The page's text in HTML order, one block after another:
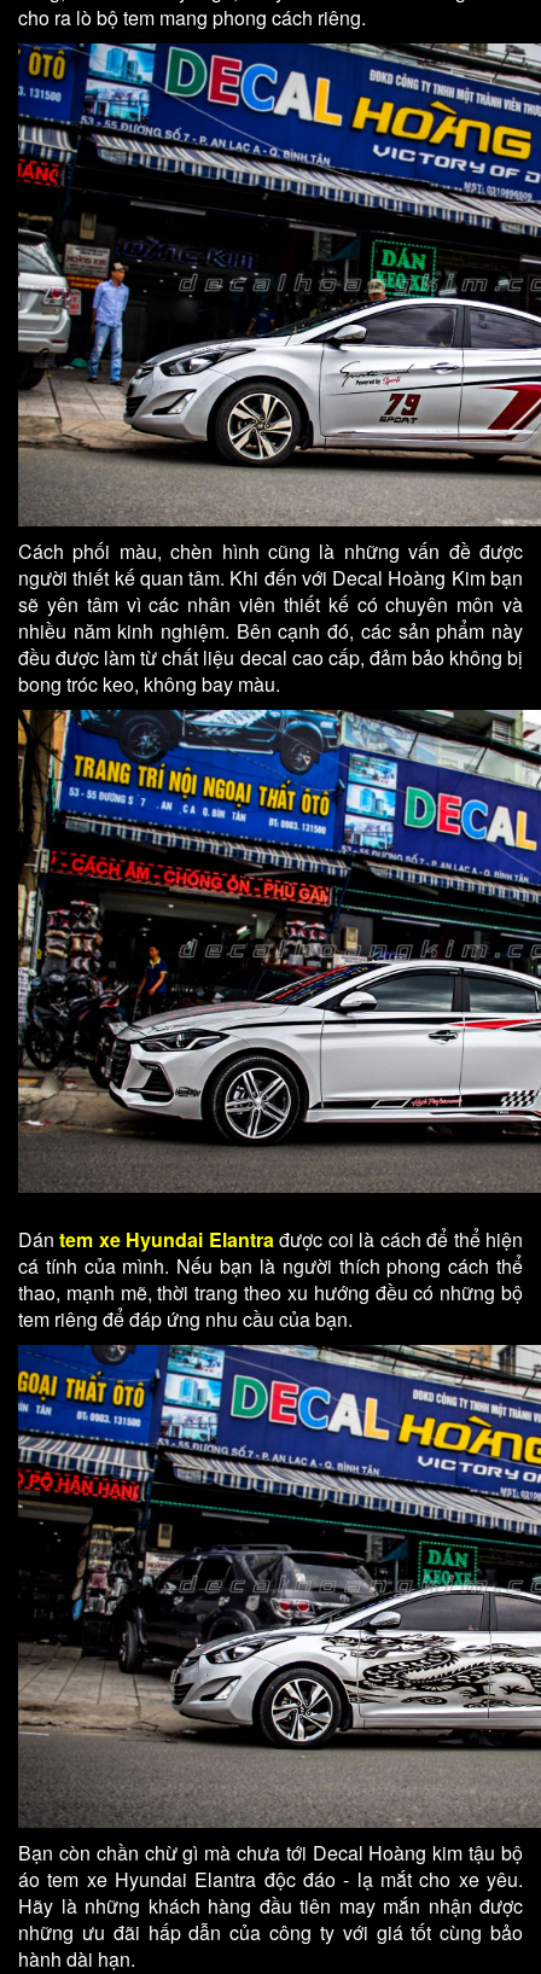
cho ra lò bộ tem mang phong cách riêng.
Cách phối màu, chèn hình cũng là những vấn đề được
người thiết kế quan tâm. Khi đến với Decal Hoàng Kim bạn
sẽ yên tâm vì các nhân viên thiết kế có chuyên môn và
nhiều năm kinh nghiệm. Bên cạnh đó, các sản phẩm này
đều được làm từ chất liệu decal cao cấp, đảm bảo không bị
bong tróc keo, không bay màu.
Dántem xe Hyundai Elantrađược coi là cách để thể hiện
cá tính của mình. Nếu bạn là người thích phong cách thể
thao, mạnh mẽ, thời trang theo xu hướng đều có những bộ
tem riêng để đáp ứng nhu cầu của bạn.
Bạn còn chần chừ gì mà chưa tới Decal Hoàng kim tậu bộ
áo tem xe Hyundai Elantra độc đáo - lạ mắt cho xe yêu.
Hãy là những khách hàng đầu tiên may mắn nhận được
những ưu đãi hấp dẫn của công ty với giá tốt cùng bảo
hành dài hạn.